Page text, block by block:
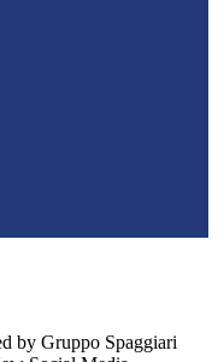
by Gruppo Spaggiari